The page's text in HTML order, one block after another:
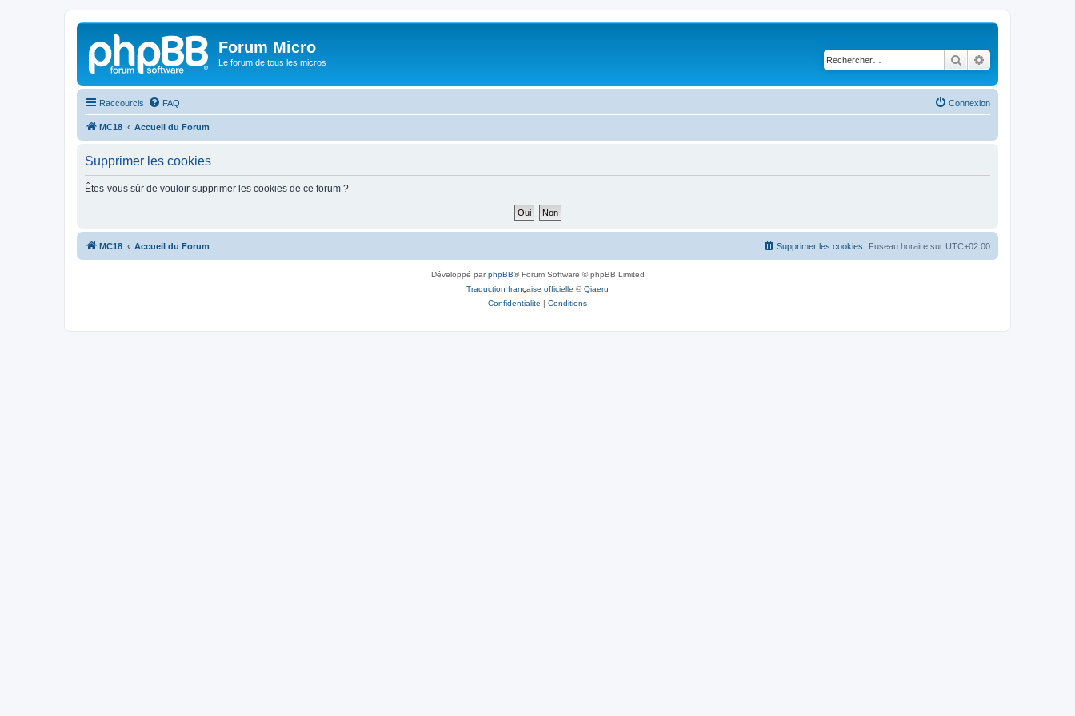
Forum Micro
Le forum de tous les micros ! Rechercher
Raccourcis FAQ Connexion
MC18 Accueil du Forum
Supprimer les cookies
Êtes-vous sûr de vouloir supprimer les cookies de ce forum ?
MC18 Accueil du Forum Fuseau horaire sur UTC+02:00
Supprimer les cookies
Développé parphpBB® Forum Software © phpBB Limited
Traduction française officielle ©Qiaeru
Confidentialité | Conditions